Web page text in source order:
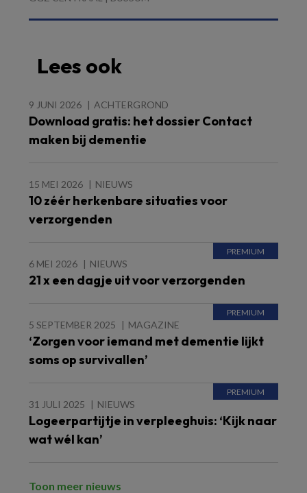
Lees ook
9 JUNI 2026 ACHTERGROND
Download gratis: het dossier Contact
maken bij dementie
15 MEI 2026 NIEUWS
10 zéér herkenbare situaties voor
verzorgenden
6 MEI 2026 NIEUWS
21 x een dagje uit voor verzorgenden
5 SEPTEMBER 2025 MAGAZINE
‘Zorgen voor iemand met dementie lijkt
soms op survivallen’
31 JULI 2025 NIEUWS
Logeerpartijtje in verpleeghuis: ‘Kijk naar
wat wél kan’
Toon meer nieuws